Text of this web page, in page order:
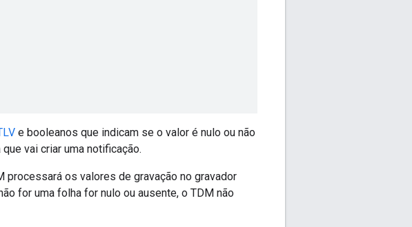
e booleanos que indicam se o valor é nulo ou não
vai criar uma notificação.
processará os valores de gravação no gravador
for uma folha for nulo ou ausente, o TDM não